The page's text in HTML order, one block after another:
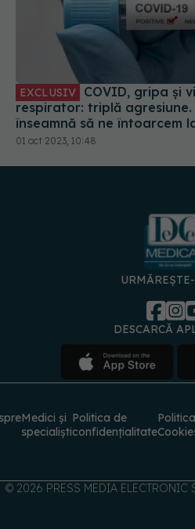
EXCLUSIV
respirator: triplă agresiune.
înseamnă să ne întoarcem
timpul pandemiei!
01 oct 2023, 10:48
DESCARCĂ
Medici și
specialiști
Politica de
confidențialitate
Politica
© 2026 PRESS MEDIA ELECTRONIC